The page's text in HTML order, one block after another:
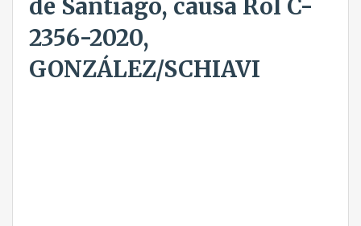
de Santiago, causa Rol C-
2356-2020,
GONZÁLEZ/SCHIAVI